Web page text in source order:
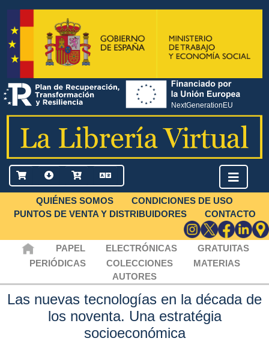
QUIÉNES SOMOS
CONDICIONES DE USO
PUNTOS DE VENTA Y DISTRIBUIDORES
CONTACTO
PAPEL ELECTRÓNICAS
GRATUITAS
PERIÓDICAS
COLECCIONES
MATERIAS
AUTORES
Las nuevas tecnologías en la década de
los noventa. Una estratégia
socioeconómica